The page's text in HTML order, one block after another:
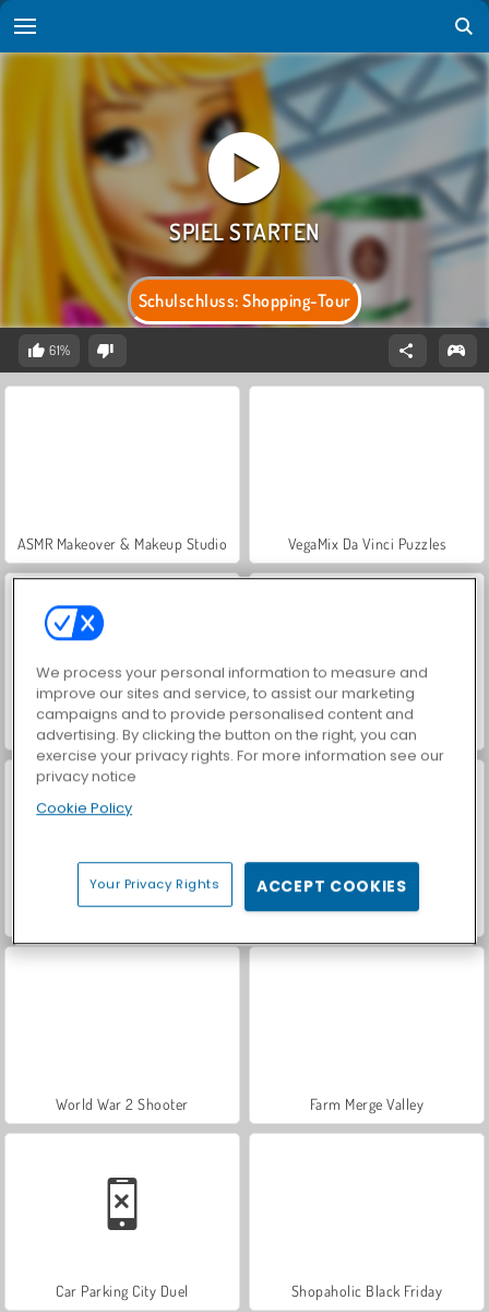
Schulschluss: Shopping-Tour
61%
ASMR Makeover & Makeup Studio VegaMix Da Vinci Puzzles
Casino World Royal Story
Hidden Object: Street of Secrets
World War 2 Shooter Farm Merge Valley
Car Parking City Duel Shopaholic Black Friday
We process your personal information to measure and
improve our sites and service, to assist our marketing
campaigns and to provide personalised content and
advertising. By clicking the button on the right, you can
exercise your privacy rights. For more information see our
privacy notice
Cookie Policy
Your Privacy Rights ACCEPT COOKIES